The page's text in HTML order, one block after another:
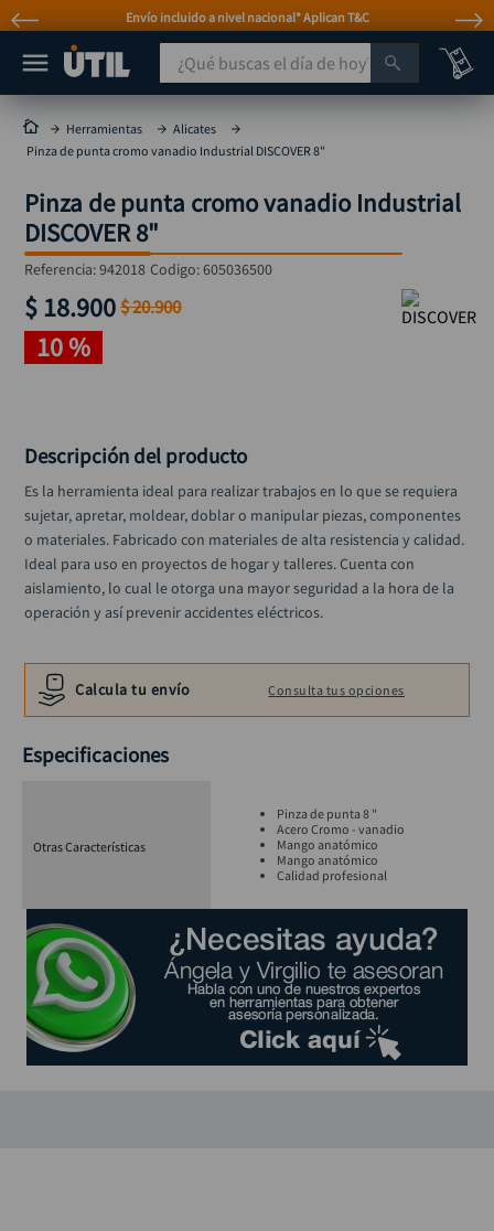
Envío incluido a nivel nacional* Aplican T&C
¿Qué buscas el día de hoy?
Herramientas
Alicates
Pinza de punta cromo vanadio Industrial DISCOVER 8"
Pinza de punta cromo vanadio Industrial
DISCOVER 8"
Referencia:942018 Codigo:605036500
$ 18.900 $20.900
10 %
Descripción del producto
Es la herramienta ideal para realizar trabajos en lo que se requiera
sujetar, apretar, moldear, doblar o manipular piezas, componentes
o materiales. Fabricado con materiales de alta resistencia y calidad.
Ideal para uso en proyectos de hogar y talleres. Cuenta con
aislamiento, lo cual le otorga una mayor seguridad a la hora de la
operación y así prevenir accidentes eléctricos.
Calcula tu envío Consulta tus opciones
Especificaciones
Otras Características
Pinza de punta 8 "
Acero Cromo - vanadio
Mango anatómico
Mango anatómico
Calidad profesional
MÁS BUSCADOS
taladro
taladros pulidoras
compresor
mototool
broca
sierra circular
alicate
taladro inalámbrico